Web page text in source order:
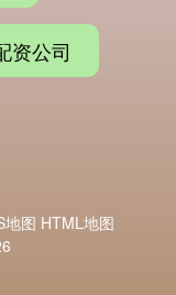
资公司
地图 HTML地图